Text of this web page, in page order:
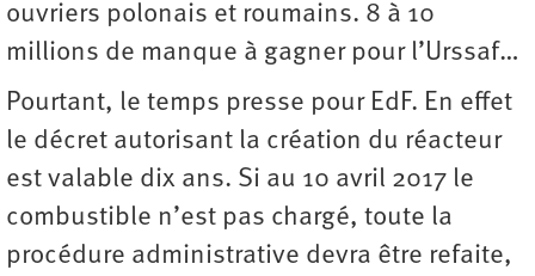
ouvriers polonais et roumains. 8 à 10
millions de manque à gagner pour l’Urssaf…
Pourtant, le temps presse pour EdF. En effet
le décret autorisant la création du réacteur
est valable dix ans. Si au 10 avril 2017 le
combustible n’est pas chargé, toute la
procédure administrative devra être refaite,